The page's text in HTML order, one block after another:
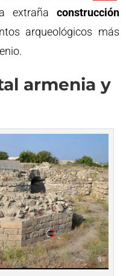
extraña construcción
arqueológicos más
armenia y